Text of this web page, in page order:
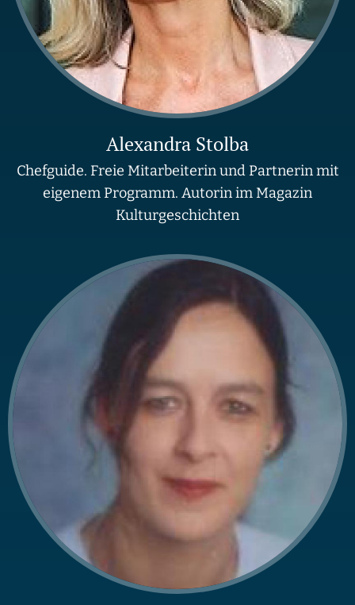
Alexandra Stolba
Chefguide. Freie Mitarbeiterin und Partnerin mit
eigenem Programm. Autorin im Magazin
Kulturgeschichten